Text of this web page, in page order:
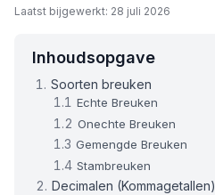
Laatst bijgewerkt: 28 juli 2026
Inhoudsopgave
Soorten breuken
Echte Breuken
Onechte Breuken
Gemengde Breuken
Stambreuken
Decimalen (Kommagetallen)